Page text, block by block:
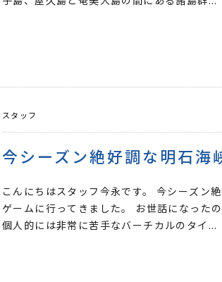
スタッフ
こんにちはスタッフ今永です。 今シーズン
ゲームに行ってきました。 お世話になった
個人的には非常に苦手なバーチカルのタイ...